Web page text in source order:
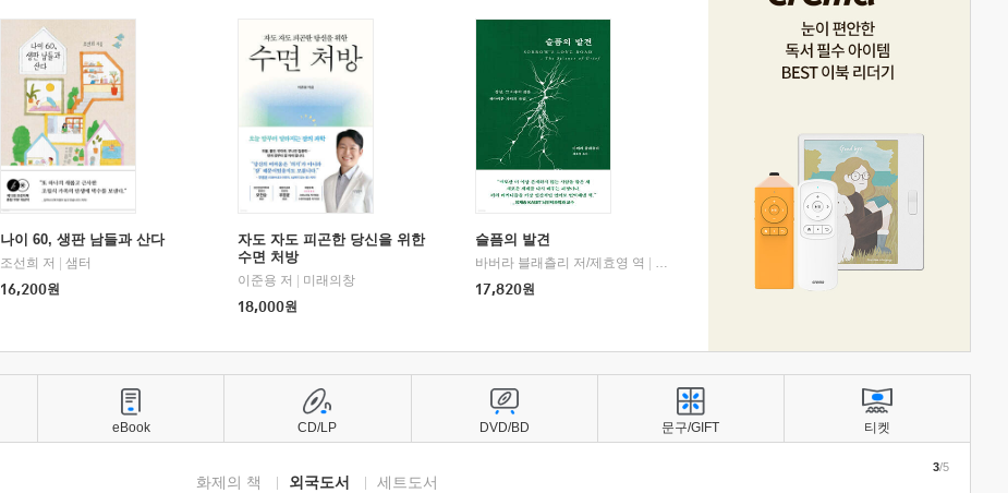
나이 60, 생판 남들과 산다
조선희 저
샘터
16,200원
자도 자도 피곤한 당신을 위한
수면 처방
이준용 저
미래의창
18,000원
슬픔의 발견
바버라 블래츨리 저/제효영 역
디플롯
17,820원
화제의 책 외국도서 세트도서
3/5
eBook CD/LP DVD/BD 문구/GIFT 티켓